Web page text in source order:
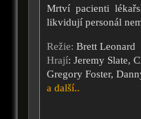
Mrtví pacienti
likvidují personál
Režie: Brett Leonard
Hrají: Jeremy Slate,
Gregory Foster,
a další..